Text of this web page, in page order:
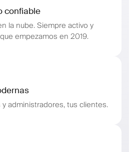
confiable
la nube. Siempre activo y
empezamos en 2019.
administradores, tus clientes.